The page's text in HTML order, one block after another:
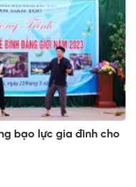
bạo lực gia đình cho